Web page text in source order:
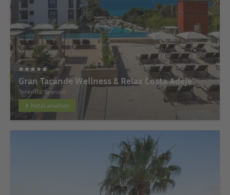
Gran Tacande Wellness & Relax Costa Adeje
Teneriffa, Spanien
Hotel ansehen